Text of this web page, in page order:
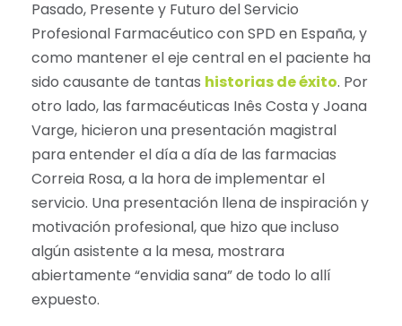
Pasado, Presente y Futuro del Servicio
Profesional Farmacéutico con SPD en España, y
como mantener el eje central en el paciente ha
sido causante de tantas historias de éxito. Por
otro lado, las farmacéuticas Inês Costa y Joana
Varge, hicieron una presentación magistral
para entender el día a día de las farmacias
Correia Rosa, a la hora de implementar el
servicio. Una presentación llena de inspiración y
motivación profesional, que hizo que incluso
algún asistente a la mesa, mostrara
abiertamente “envidia sana” de todo lo allí
expuesto.